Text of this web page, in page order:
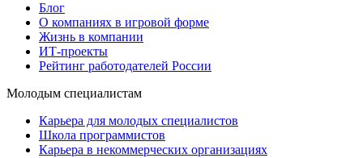
Блог
О компаниях в игровой форме
Жизнь в компании
ИТ-проекты
Рейтинг работодателей России
Молодым специалистам
Карьера для молодых специалистов
Школа программистов
Карьера в некоммерческих организациях